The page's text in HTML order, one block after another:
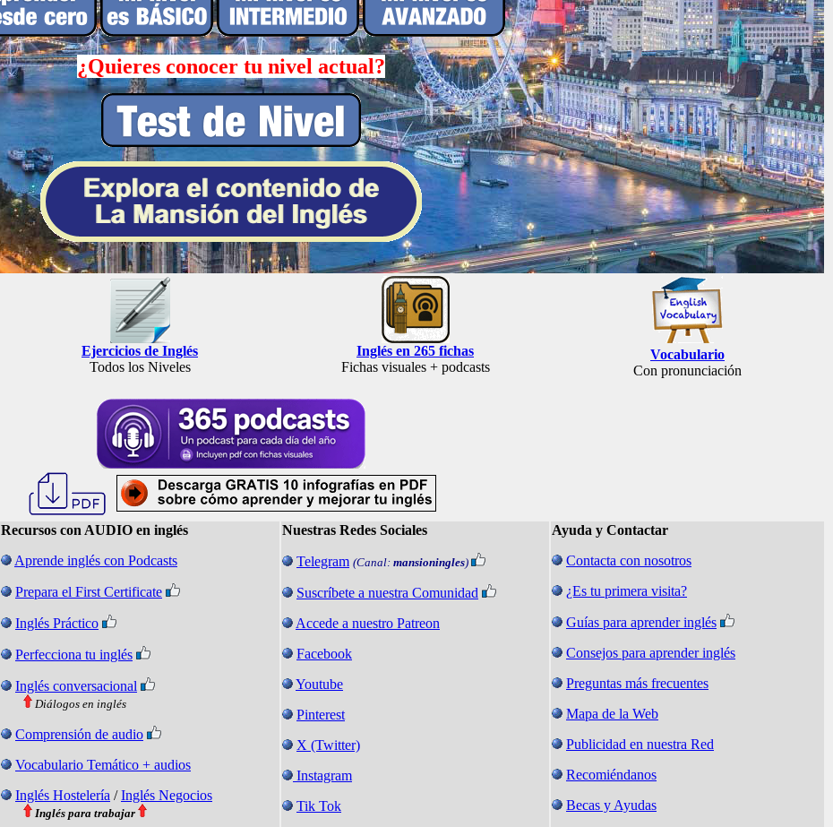
¿Quieres conocer tu nivel actual?
Ejercicios de Inglés
Todos los Niveles
Inglés en 265 fichas
Fichas visuales + podcasts
Vocabulario
Con pronunciación
Recursos con AUDIO en inglés
Aprende inglés con Podcasts
Prepara el First Certificate
Inglés Práctico
Perfecciona tu inglés
Inglés conversacional
Diálogos en inglés
Comprensión de audio
Vocabulario Temático + audios
Inglés Hostelería /Inglés Negocios
Inglés para trabajar
Nuestras Redes Sociales
Telegram (Canal: mansioningles)
Suscríbete a nuestra Comunidad
Accede a nuestro Patreon
Facebook
Youtube
Pinterest
X (Twitter)
Instagram
Tik Tok
Ayuda y Contactar
Contacta con nosotros
¿Es tu primera visita?
Guías para aprender inglés
Consejos para aprender inglés
Preguntas más frecuentes
Mapa de la Web
Publicidad en nuestra Red
Recomiéndanos
Becas y Ayudas